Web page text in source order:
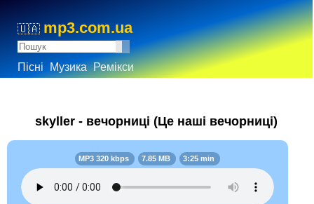
🇺🇦 mp3.com.ua
Пісні Музика Ремікси
skyller - вечорниці (Це наші вечорниці)
MP3 320 kbps 7.85 MB 3:25 min